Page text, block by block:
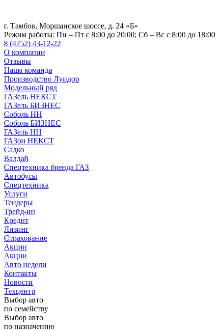
г. Тамбов, Моршанское шоссе, д. 24 «Б»
Режим работы: Пн – Пт с 8:00 до 20:00; Сб – Вс с 8:00 до 18:00
8 (4752) 43-12-22
О компании
Отзывы
Наша команда
Производство Луидор
Модельный ряд
ГАЗель НЕКСТ
ГАЗель БИЗНЕС
Соболь НН
Соболь БИЗНЕС
ГАЗель НН
ГАЗон НЕКСТ
Садко
Валдай
Спецтехника бренда ГАЗ
Автобусы
Спецтехника
Услуги
Тендеры
Трейд-ин
Кредит
Лизинг
Страхование
Акции
Акции
Авто недели
Контакты
Новости
Техцентр
Выбор авто
по семейству
Выбор авто
по назначению